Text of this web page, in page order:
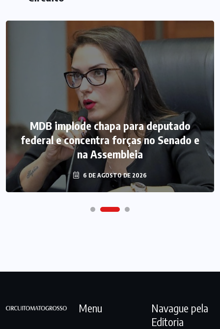
MDB implode chapa para deputado
federal e concentra forças no Senado e
na Assembleia
6 DE AGOSTO DE 2026
Menu
Navague pela
Editoria